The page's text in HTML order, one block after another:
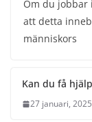
Om du jobbar
att detta
människors
Kan du få
27 januari, 2025